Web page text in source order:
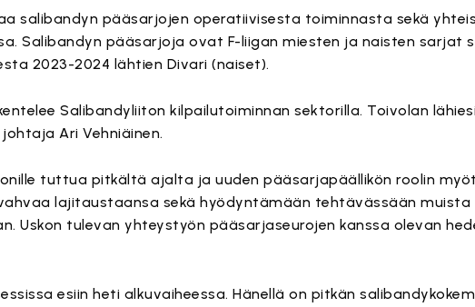
salibandyn pääsarjojen operatiivisesta toiminnasta sekä
Salibandyn pääsarjoja ovat F-liigan miesten ja naisten sarjat
2023-2024 lähtien Divari (naiset).
Salibandyliiton kilpailutoiminnan sektorilla. Toivolan
Ari Vehniäinen.
tuttua pitkältä ajalta ja uuden pääsarjapäällikön roolin
lajitaustaansa sekä hyödyntämään tehtävässään muista
Uskon tulevan yhteystyön pääsarjaseurojen kanssa olevan
esiin heti alkuvaiheessa. Hänellä on pitkän